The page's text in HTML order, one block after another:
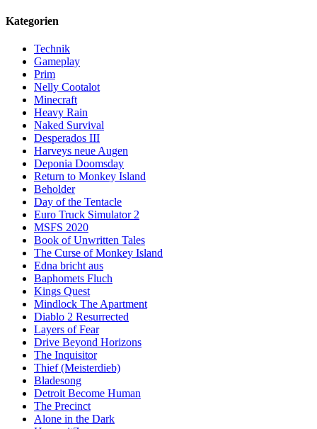
Kategorien
Technik
Gameplay
Prim
Nelly Cootalot
Minecraft
Heavy Rain
Naked Survival
Desperados III
Harveys neue Augen
Deponia Doomsday
Return to Monkey Island
Beholder
Day of the Tentacle
Euro Truck Simulator 2
MSFS 2020
Book of Unwritten Tales
The Curse of Monkey Island
Edna bricht aus
Baphomets Fluch
Kings Quest
Mindlock The Apartment
Diablo 2 Resurrected
Layers of Fear
Drive Beyond Horizons
The Inquisitor
Thief (Meisterdieb)
Bladesong
Detroit Become Human
The Precinct
Alone in the Dark